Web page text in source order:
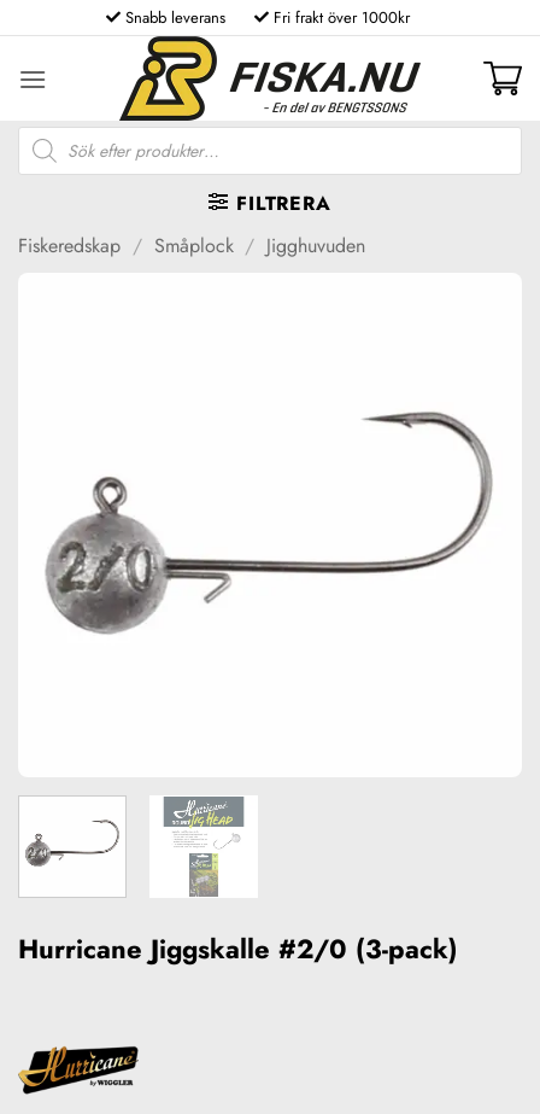
to
content
Snabb leverans Fri frakt över 1000kr
Produktsökning
FILTRERA
Fiskeredskap / Småplock / Jigghuvuden
Hurricane Jiggskalle #2/0 (3-pack)